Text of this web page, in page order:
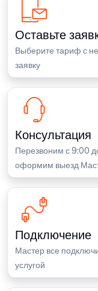
Оставьте
Выберите тариф с
заявку
Консультация
Перезвоним с 9:00
оформим выезд
Подключение
Мастер все
услугой